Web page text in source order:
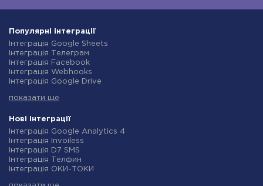
Популярні інтеграції
Інтеграція Google Sheets
Інтеграція Телеграм
Інтеграція Facebook
Інтеграція Webhooks
Інтеграція Google Drive
Інтеграція Gmail
Інтеграція Rozetka
Інтеграція OpenAI (ChatGPT)
Інтеграція Binotel
Інтеграція Prom
Інтеграція Приват24
Інтеграція OLX
показати ще
Нові інтеграції
Інтеграція Google Analytics 4
Інтеграція Invoiless
Інтеграція D7 SMS
Інтеграція Телфин
Інтеграція ОКИ-ТОКИ